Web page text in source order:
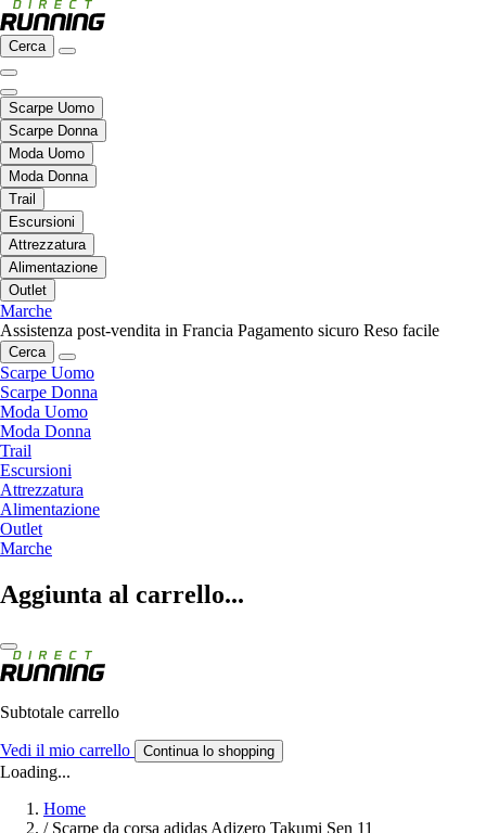
Cerca
Scarpe Uomo
Scarpe Donna
Moda Uomo
Moda Donna
Trail
Escursioni
Attrezzatura
Alimentazione
Outlet
Marche
Assistenza post-vendita in Francia Pagamento sicuro Reso facile
Cerca
Scarpe Uomo
Scarpe Donna
Moda Uomo
Moda Donna
Trail
Escursioni
Attrezzatura
Alimentazione
Outlet
Marche
Aggiunta al carrello...
Subtotale carrello
Vedi il mio carrello Continua lo shopping
Loading...
Home
/ Scarpe da corsa adidas Adizero Takumi Sen 11